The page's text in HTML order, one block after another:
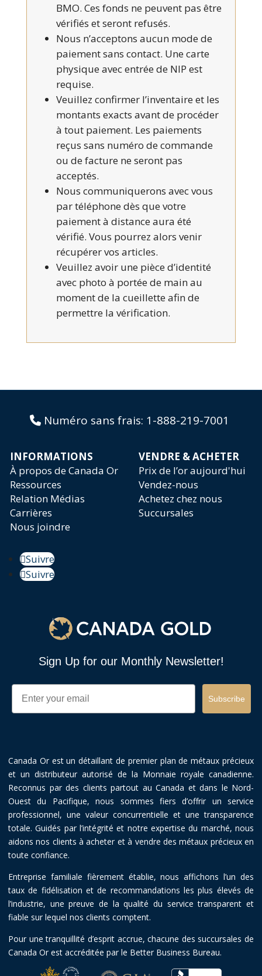
BMO. Ces fonds ne peuvent pas être
vérifiés et seront refusés.
Nous n’acceptons aucun mode de
paiement sans contact. Une carte
physique avec entrée de NIP est
requise.
Veuillez confirmer l’inventaire et les
montants exacts avant de procéder
à tout paiement. Les paiements
reçus sans numéro de commande
ou de facture ne seront pas
acceptés.
Nous communiquerons avec vous
par téléphone dès que votre
paiement à distance aura été
vérifié. Vous pourrez alors venir
récupérer vos articles.
Veuillez avoir une pièce d’identité
avec photo à portée de main au
moment de la cueillette afin de
permettre la vérification.
Numéro sans frais: 1-888-219-7001
INFORMATIONS
VENDRE & ACHETER
À propos de Canada Or
Prix de l’or aujourd'hui
Ressources
Vendez-nous
Relation Médias
Achetez chez nous
Carrières
Succursales
Nous joindre
Suivre
Suivre
Sign Up for our Monthly Newsletter!
Email
Subscribe
Canada Or est un détaillant de premier plan de métaux précieux
et un distributeur autorisé de la Monnaie royale canadienne.
Reconnus par des clients partout au Canada et dans le Nord-
Ouest du Pacifique, nous sommes fiers d’offrir un service
professionnel, une valeur concurrentielle et une transparence
totale. Guidés par l’intégrité et notre expertise du marché, nous
aidons nos clients à acheter et à vendre des métaux précieux en
toute confiance.
Entreprise familiale fièrement établie, nous affichons l’un des
taux de fidélisation et de recommandations les plus élevés de
l’industrie, une preuve de la qualité du service transparent et
fiable sur lequel nos clients comptent.
Pour une tranquillité d’esprit accrue, chacune des succursales de
Canada Or est accréditée par le Better Business Bureau.